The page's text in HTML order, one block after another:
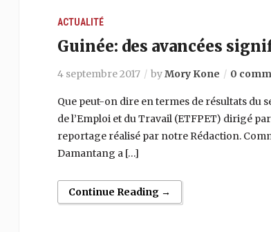
ACTUALITÉ
Guinée: des avancées
4 septembre 2017 byMory Kone 0
Que peut-on dire en termes de résultats du
de l’Emploi et du Travail (ETFPET) dirigé
reportage réalisé par notre Rédaction.
Damantang a […]
Continue Reading →